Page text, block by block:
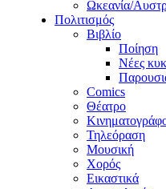
Ωκεανία/
Πολιτισμός
Βιβλίο
Ποίηση
Νέες
Comics
Θέατρο
Τηλεόραση
Μουσική
Χορός
Εικαστικά